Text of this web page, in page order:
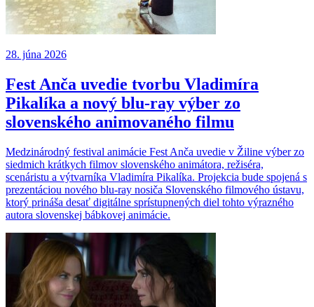
28. júna 2026
Fest Anča uvedie tvorbu Vladimíra
Pikalíka a nový blu-ray výber zo
slovenského animovaného filmu
Medzinárodný festival animácie Fest Anča uvedie v Žiline výber zo
siedmich krátkych filmov slovenského animátora, režiséra,
scenáristu a výtvarníka Vladimíra Pikalíka. Projekcia bude spojená s
prezentáciou nového blu-ray nosiča Slovenského filmového ústavu,
ktorý prináša desať digitálne sprístupnených diel tohto výrazného
autora slovenskej bábkovej animácie.